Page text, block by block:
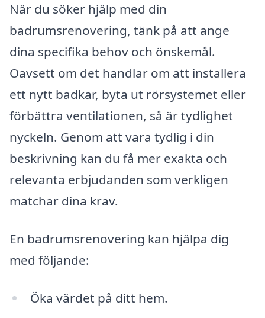
När du söker hjälp med din
badrumsrenovering, tänk på att ange
dina specifika behov och önskemål.
Oavsett om det handlar om att installera
ett nytt badkar, byta ut rörsystemet eller
förbättra ventilationen, så är tydlighet
nyckeln. Genom att vara tydlig i din
beskrivning kan du få mer exakta och
relevanta erbjudanden som verkligen
matchar dina krav.
En badrumsrenovering kan hjälpa dig
med följande:
Öka värdet på ditt hem.